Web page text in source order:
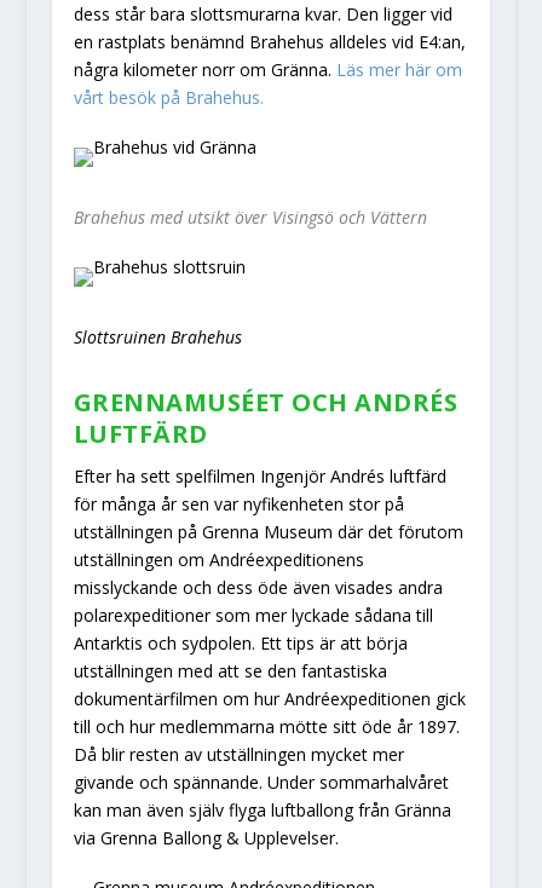
dess står bara slottsmurarna kvar. Den ligger vid
en rastplats benämnd Brahehus alldeles vid E4:an,
några kilometer norr om Gränna. Läs mer här om
vårt besök på Brahehus.
Brahehus med utsikt över Visingsö och Vättern
Slottsruinen Brahehus
GRENNAMUSÉET OCH ANDRÉS
LUFTFÄRD
Efter ha sett spelfilmen Ingenjör Andrés luftfärd
för många år sen var nyfikenheten stor på
utställningen på Grenna Museum där det förutom
utställningen om Andréexpeditionens
misslyckande och dess öde även visades andra
polarexpeditioner som mer lyckade sådana till
Antarktis och sydpolen. Ett tips är att börja
utställningen med att se den fantastiska
dokumentärfilmen om hur Andréexpeditionen gick
till och hur medlemmarna mötte sitt öde år 1897.
Då blir resten av utställningen mycket mer
givande och spännande. Under sommarhalvåret
kan man även själv flyga luftballong från Gränna
via Grenna Ballong & Upplevelser.